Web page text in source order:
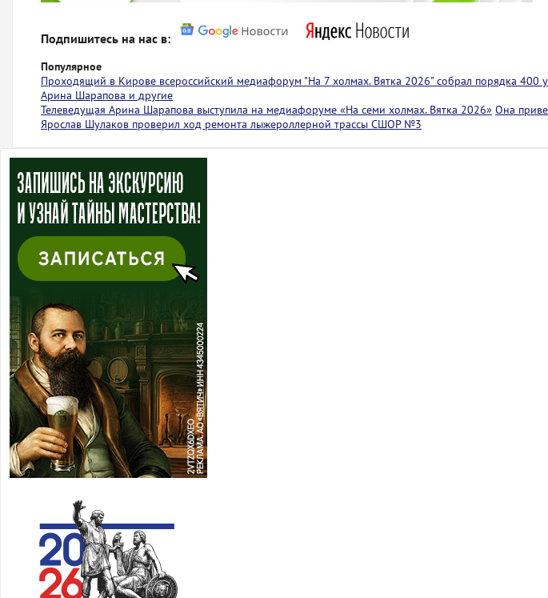
Подпишитесь на нас в:
Популярное
Проходящий в Кирове всероссийский медиафорум "На 7 холмах. Вятка 2026" собрал порядка 400
Арина Шарапова и другие
Телеведущая Арина Шарапова выступила на медиафоруме «На семи холмах. Вятка 2026» Она
Ярослав Шулаков проверил ход ремонта лыжероллерной трассы СШОР №3